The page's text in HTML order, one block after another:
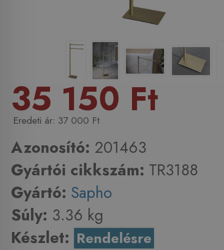
35 150 Ft
37 000 Ft
Azonosító: 201463
Gyártói cikkszám: TR3188
Gyártó: Sapho
Súly: 3.36 kg
Készlet: Rendelésre